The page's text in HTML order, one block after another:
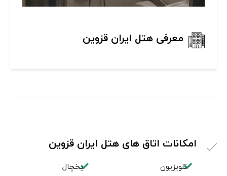
معرفی هتل ایران قزوین
امکانات اتاق های هتل ایران قزوین
تلویزیون یخچال